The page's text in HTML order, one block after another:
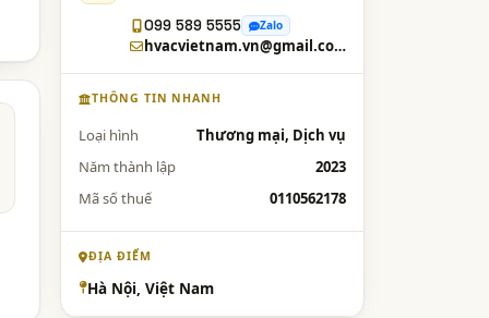
099 589 5555 Zalo
hvacvietnam.vn@gmail.com
THÔNG TIN NHANH
Loại hình
Thương mại, Dịch vụ
Năm thành lập
2023
Mã số thuế
0110562178
ĐỊA ĐIỂM
Hà Nội, Việt Nam